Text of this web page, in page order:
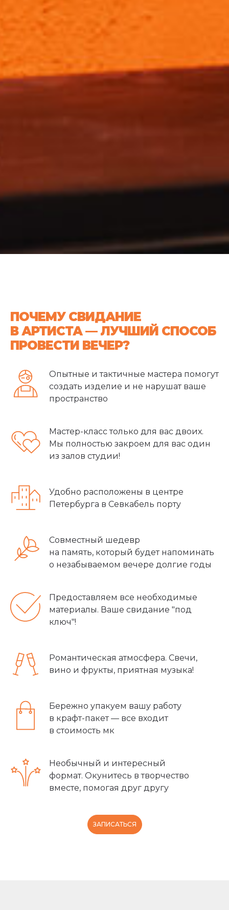
ПОЧЕМУ СВИДАНИЕ
В АРТИСТА — ЛУЧШИЙ СПОСОБ
ПРОВЕСТИ ВЕЧЕР?
Опытные и тактичные мастера помогут
создать изделие и не нарушат ваше
пространство
Мастер-класс только для вас двоих.
Мы полностью закроем для вас один
из залов студии!
Удобно расположены в центре
Петербурга в Севкабель порту
Совместный шедевр
на память, который будет напоминать
о незабываемом вечере долгие годы
Предоставляем все необходимые
материалы. Ваше свидание "под
ключ"!
Романтическая атмосфера. Свечи,
вино и фрукты, приятная музыка!
Бережно упакуем вашу работу
в крафт-пакет — все входит
в стоимость мк
Необычный и интересный
формат. Окунитесь в творчество
вместе, помогая друг другу
ЗАПИСАТЬСЯ